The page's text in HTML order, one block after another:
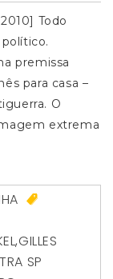
Todo
premissa
para casa –
O
extrema
,GILLES
SP